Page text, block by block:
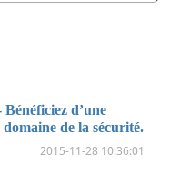
Bénéficiez d’une
de la sécurité.
2015-11-28 10:36:01